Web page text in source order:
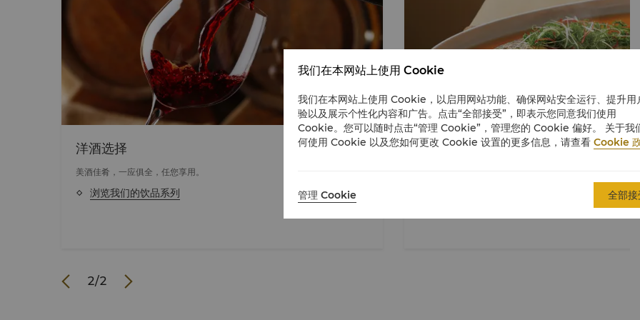
洋酒选择
美酒佳肴，一应俱全，任您享用。
浏览我们的饮品系列
香宫菜谱
2/2
我们在本网站上使用 Cookie
我们在本网站上使用 Cookie，以启用网站功能、确保网站安全运行、提升用
验以及展示个性化内容和广告。点击“全部接受”，即表示您同意我们使用
Cookie。您可以随时点击“管理 Cookie”，管理您的 Cookie 偏好。 关于我
何使用 Cookie 以及您如何更改 Cookie 设置的更多信息，请查看 Cookie
管理 Cookie 全部接